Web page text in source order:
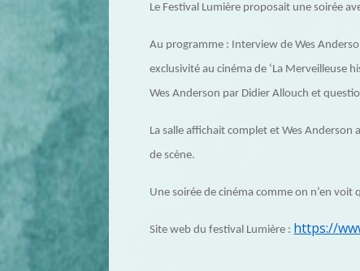
Le Festival Lumière proposait une soirée
Au programme : Interview de Wes
exclusivité au cinéma de ‘La Merveilleuse
Wes Anderson par Didier Allouch et
La salle affichait complet et Wes Anderson
de scène.
Une soirée de cinéma comme on n’en voit
Site web du festival Lumière : https://